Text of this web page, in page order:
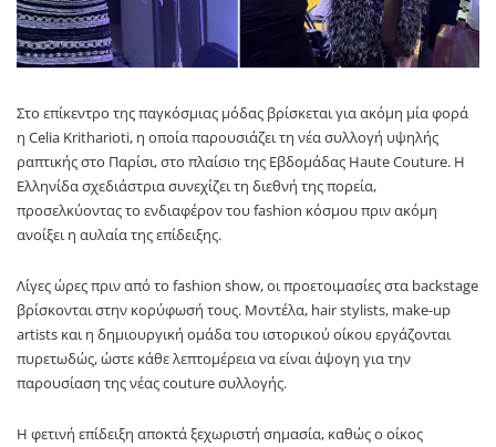
Στο επίκεντρο της παγκόσμιας μόδας βρίσκεται για ακόμη μία φορά
η Celia Kritharioti, η οποία παρουσιάζει τη νέα συλλογή υψηλής
ραπτικής στο Παρίσι, στο πλαίσιο της Εβδομάδας Haute Couture. Η
Ελληνίδα σχεδιάστρια συνεχίζει τη διεθνή της πορεία,
προσελκύοντας το ενδιαφέρον του fashion κόσμου πριν ακόμη
ανοίξει η αυλαία της επίδειξης.
Λίγες ώρες πριν από το fashion show, οι προετοιμασίες στα backstage
βρίσκονται στην κορύφωσή τους. Μοντέλα, hair stylists, make-up
artists και η δημιουργική ομάδα του ιστορικού οίκου εργάζονται
πυρετωδώς, ώστε κάθε λεπτομέρεια να είναι άψογη για την
παρουσίαση της νέας couture συλλογής.
Η φετινή επίδειξη αποκτά ξεχωριστή σημασία, καθώς ο οίκος